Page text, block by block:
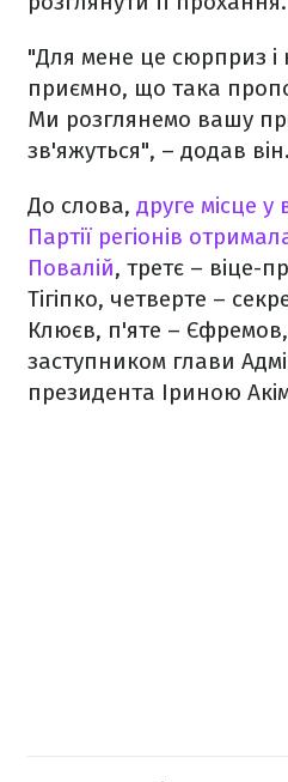
"Для мене це сюрприз і
приємно, що така
Ми розглянемо вашу
зв'яжуться", – додав він.
До слова, друге місце
Партії регіонів
Повалій, третє – віце-
Тігіпко, четверте –
Клюєв, п'яте –
заступником глави
президента Іриною